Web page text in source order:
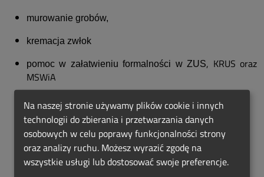
murowanie grobów,
kremacja zwłok
pomoc w załatwieniu formalności w ZUS, KRUS oraz
MSWiA
autokary, mikrobusy
Zakład Pogrzebowy ABBA PATER jest do Państwa dyspozycji
przez całą dobę pod numerem telefonu:
Na naszej stronie używamy plików cookie i innych
technologii do zbierania i przetwarzania danych
osobowych w celu poprawy funkcjonalności strony
oraz analizy ruchu. Możesz wyrazić zgodę na
wszystkie usługi lub dostosować swoje preferencje.